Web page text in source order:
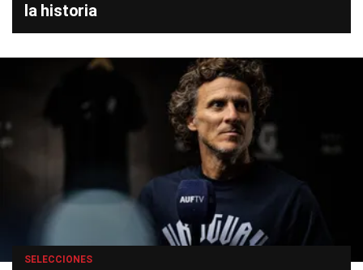
la historia
SELECCIONES